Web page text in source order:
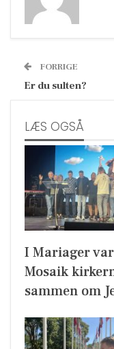
FORRIGE
Er du sulten?
LÆS OGSÅ
I Mariager var
Mosaik
sammen om